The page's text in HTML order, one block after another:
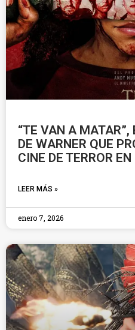
“TE VAN A MATAR”,
DE WARNER QUE
CINE DE TERROR
LEER MÁS »
enero 7, 2026